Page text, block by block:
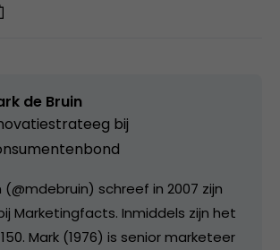
de Bruin
bij
(@mdebruin) schreef in 2007 zijn
Marketingfacts. Inmiddels zijn het
Mark (1976) is senior marketeer